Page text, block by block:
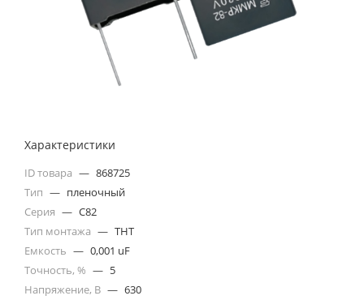
Характеристики
ID товара — 868725
Тип — пленочный
Серия — C82
Тип монтажа — THT
Емкость — 0,001 uF
Точность, % — 5
Напряжение, В — 630